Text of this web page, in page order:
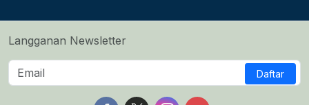
Langganan Newsletter
Daftar